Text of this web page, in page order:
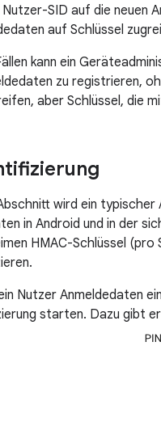
SID auf die neuen
auf Schlüssel
kann ein
zu registrieren,
aber Schlüssel, die
wird ein
in Android und in der
HMAC-Schlüssel
Nutzer Anmeldedaten
starten. Dazu gibt